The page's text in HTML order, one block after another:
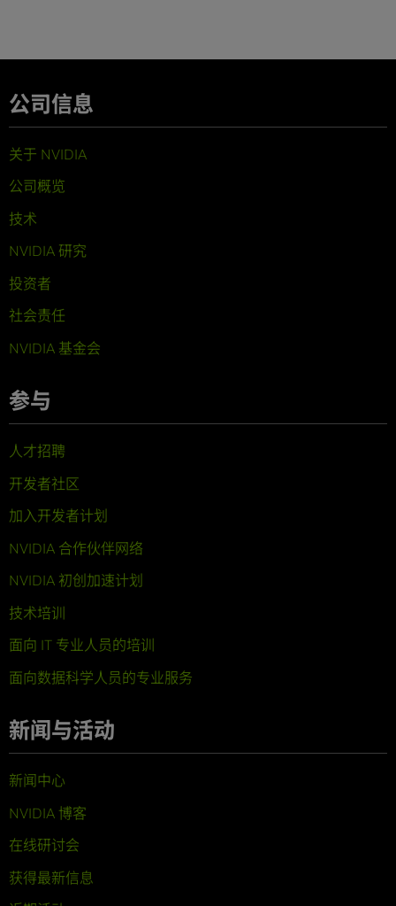
公司信息
关于 NVIDIA
公司概览
技术
NVIDIA 研究
投资者
社会责任
NVIDIA 基金会
参与
人才招聘
开发者社区
加入开发者计划
NVIDIA 合作伙伴网络
NVIDIA 初创加速计划
技术培训
面向 IT 专业人员的培训
面向数据科学人员的专业服务
新闻与活动
新闻中心
NVIDIA 博客
在线研讨会
获得最新信息